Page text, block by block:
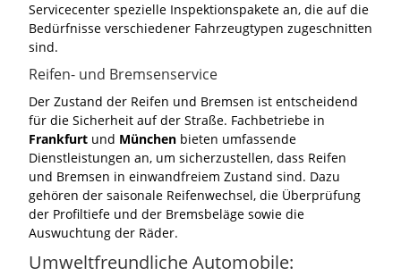
Servicecenter spezielle Inspektionspakete an, die auf die
Bedürfnisse verschiedener Fahrzeugtypen zugeschnitten
sind.
Reifen- und Bremsenservice
Der Zustand der Reifen und Bremsen ist entscheidend
für die Sicherheit auf der Straße. Fachbetriebe in
Frankfurt und München bieten umfassende
Dienstleistungen an, um sicherzustellen, dass Reifen
und Bremsen in einwandfreiem Zustand sind. Dazu
gehören der saisonale Reifenwechsel, die Überprüfung
der Profiltiefe und der Bremsbeläge sowie die
Auswuchtung der Räder.
Umweltfreundliche Automobile: